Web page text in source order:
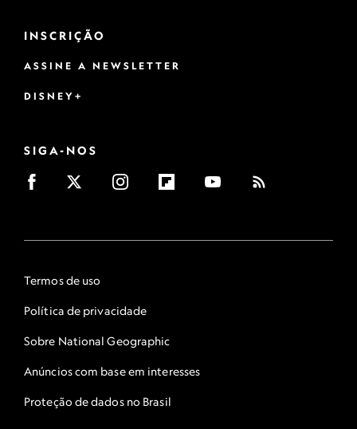
INSCRIÇÃO
ASSINE A NEWSLETTER
DISNEY+
SIGA-NOS
Termos de uso
Política de privacidade
Sobre National Geographic
Anúncios com base em interesses
Proteção de dados no Brasil